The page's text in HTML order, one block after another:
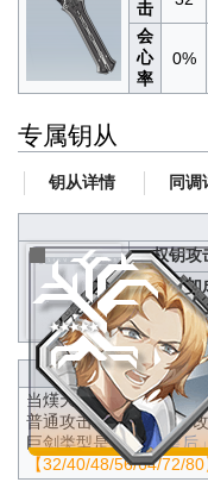
击
会
心
率
0%
专属钥从
钥从详情 同调
权钥攻
属性加
神系
当熯天·提尔装备时，获
普通攻击「王棋闪击」
巨剑类型是「巨剑·皇后」
【32/40/48/56/64/72/80